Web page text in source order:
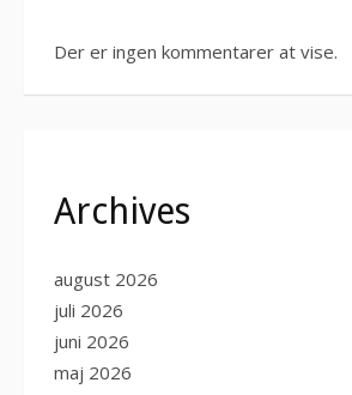
Der er ingen kommentarer at vise.
Archives
august 2026
juli 2026
juni 2026
maj 2026